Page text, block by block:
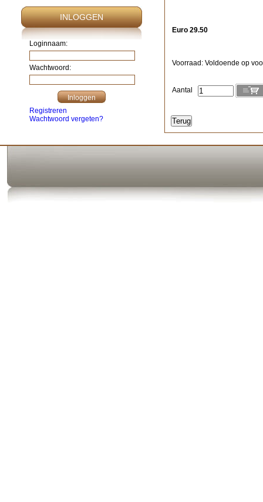
INLOGGEN
Loginnaam:
Wachtwoord:
Registreren
Wachtwoord vergeten?
Euro 29.50
Voorraad: Voldoende op
Aantal